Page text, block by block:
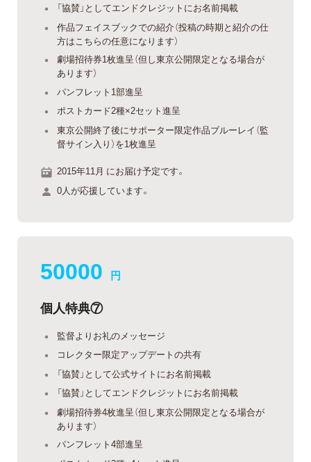
「協賛」としてエンドクレジットにお名前掲載
作品フェイスブックでの紹介（投稿の時期と紹介の仕
方はこちらの任意になります）
劇場招待券1枚進呈（但し東京公開限定となる場合が
あります）
パンフレット1部進呈
ポストカード2種×2セット進呈
東京公開終了後にサポーター限定作品ブルーレイ（監
督サイン入り）を1枚進呈
2015年11月 にお届け予定です。
0人が応援しています。
50000 円
個人特典⑦
監督よりお礼のメッセージ
コレクター限定アップデートの共有
「協賛」として公式サイトにお名前掲載
「協賛」としてエンドクレジットにお名前掲載
劇場招待券4枚進呈（但し東京公開限定となる場合が
あります）
パンフレット4部進呈